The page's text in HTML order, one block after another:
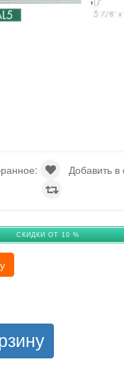
Добавить в
СКИДКИ ОТ 10 %